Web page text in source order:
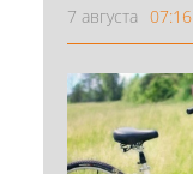
7 августа 07:16